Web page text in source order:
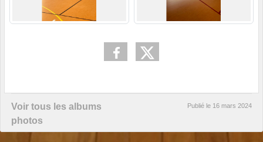
Voir tous les albums
photos
Publié le 16 mars 2024